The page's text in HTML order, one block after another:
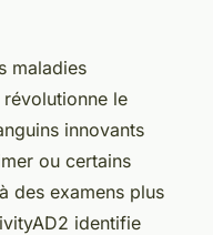
maladies
le
innovants
ou certains
des examens plus
identifie